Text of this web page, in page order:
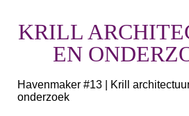
KRILL
EN
Havenmaker #13 | Krill
onderzoek